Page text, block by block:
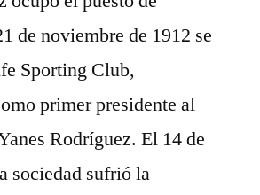
de noviembre de 1912 se
Sporting Club,
primer presidente al
Rodríguez. El 14 de
sociedad sufrió la